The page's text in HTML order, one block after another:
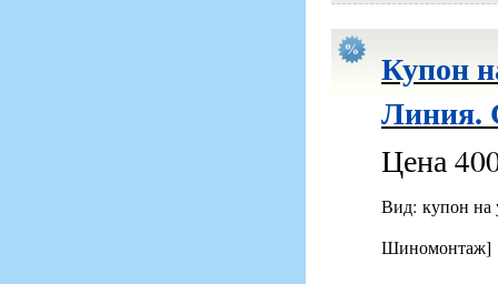
Купон
Линия.
Цена
Вид: купон
Шиномонтаж]